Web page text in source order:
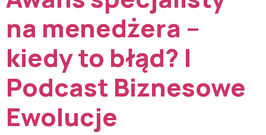
na menedżera –
kiedy to błąd? |
Podcast Biznesowe
Ewolucje